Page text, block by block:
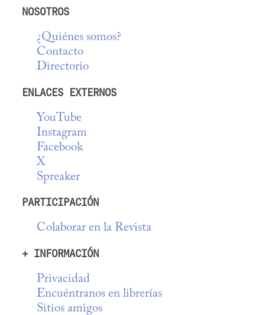
NOSOTROS
¿Quiénes somos?
Contacto
Directorio
ENLACES EXTERNOS
YouTube
Instagram
Facebook
X
Spreaker
PARTICIPACIÓN
Colaborar en la Revista
+ INFORMACIÓN
Privacidad
Encuéntranos en librerías
Sitios amigos